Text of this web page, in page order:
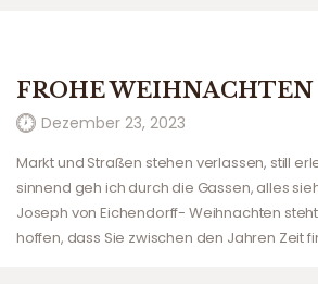
FROHE WEIHNACHTEN
Dezember 23, 2023
Markt und Straßen stehen verlassen, still
sinnend geh ich durch die Gassen, alles
Joseph von Eichendorff- Weihnachten
hoffen, dass Sie zwischen den Jahren Zeit